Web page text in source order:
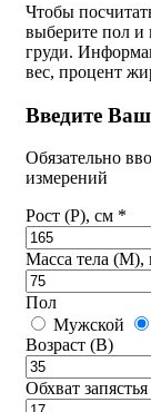
Чтобы
выберите пол и
груди.
вес, процент
Введите
Обязательно
измерений
Рост (P), см *
Масса тела (M),
Пол
Мужской
Возраст (B)
Обхват